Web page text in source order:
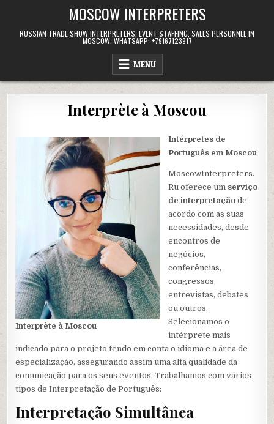
content
MOSCOW INTERPRETERS
RUSSIAN TRADE SHOW INTERPRETERS, EVENT STAFFING, SALES PERSONNEL IN
MOSCOW. WHATSAPP: +79167123917
MENU
Interprète à Moscou
Interprète à Moscou
Intérpretes de
Português em Moscou
MoscowInterpreters.
Ru oferece um serviço
de interpretação de
acordo com as suas
necessidades, desde
encontros de
negócios,
conferências,
congressos,
entrevistas, debates
ou outros.
Selecionamos o
intérprete mais
indicado para o projeto tendo em conta o idioma e a área de
especialização, assegurando assim uma alta qualidade da
comunicação para os seus eventos. Trabalhamos com vários
tipos de Interpretação de Português:
Interpretação Simultânea